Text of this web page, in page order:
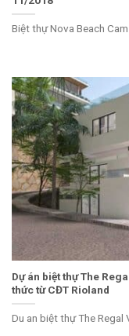
Biệt thự Nova Beach
Dự án biệt thự The
thức từ CĐT Rioland
Du an biệt thự The Regal